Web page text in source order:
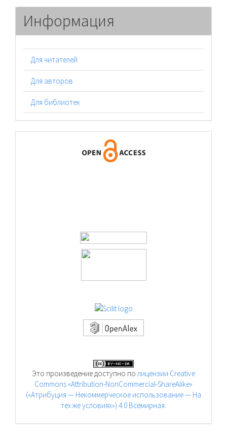
Информация
Для читателей
Для авторов
Для библиотек
Это произведение доступно по лицензии Creative
Commons «Attribution-NonCommercial-ShareAlike»
(«Атрибуция — Некоммерческое использование — На
тех же условиях») 4.0 Всемирная